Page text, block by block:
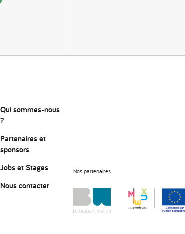
Qui sommes-nous
?
Partenaires et
sponsors
Jobs et Stages
Nous contacter
Nos partenaires